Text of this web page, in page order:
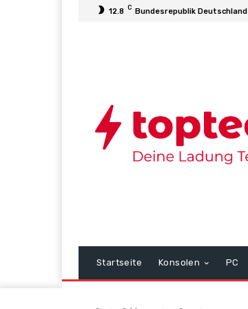
12.8 C Bundesrepublik Deutschland
Startseite Konsolen PC